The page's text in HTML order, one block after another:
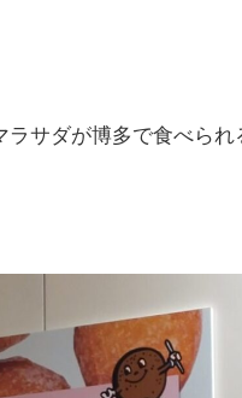
ラサダが博多で食べられ